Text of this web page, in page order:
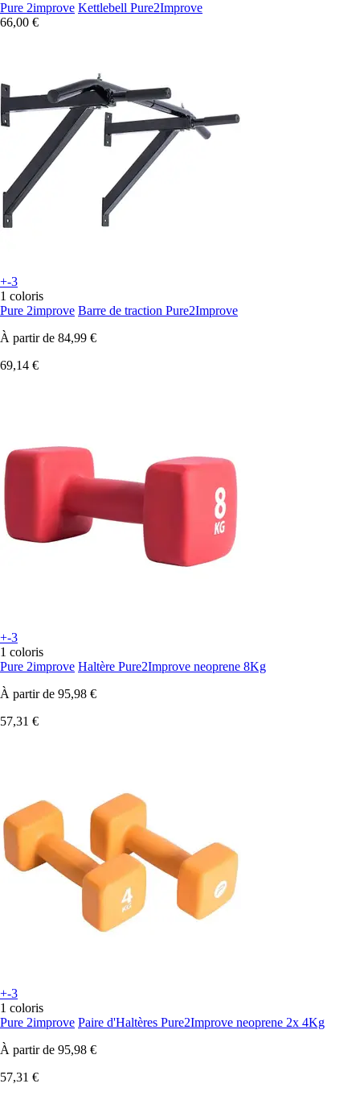
Pure 2improve Kettlebell Pure2Improve
66,00 €
+-3
1 coloris
Pure 2improve Barre de traction Pure2Improve
À partir de 84,99 €
69,14 €
+-3
1 coloris
Pure 2improve Haltère Pure2Improve neoprene 8Kg
À partir de 95,98 €
57,31 €
+-3
1 coloris
Pure 2improve Paire d'Haltères Pure2Improve neoprene 2x 4Kg
À partir de 95,98 €
57,31 €